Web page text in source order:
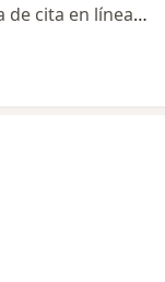
Este especialista no ofrece reserva de cita en línea en esta dirección.